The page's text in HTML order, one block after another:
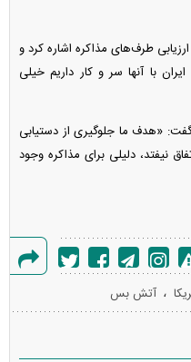
طرف‌های مذاکره اشاره کرد و
با آنها سر و کار داریم خیلی
«هدف ما جلوگیری از دستیابی
نیفتد، دلیلی برای مذاکره وجود
، آتش بس